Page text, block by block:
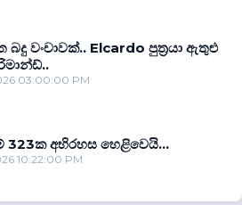
බදු වංචාවක්.. Elcardo පුත‍්‍රයා ඇතුළු
03:00:00 PM
323ක අභිරහස හෙළිවෙයි...
10:22:00 PM